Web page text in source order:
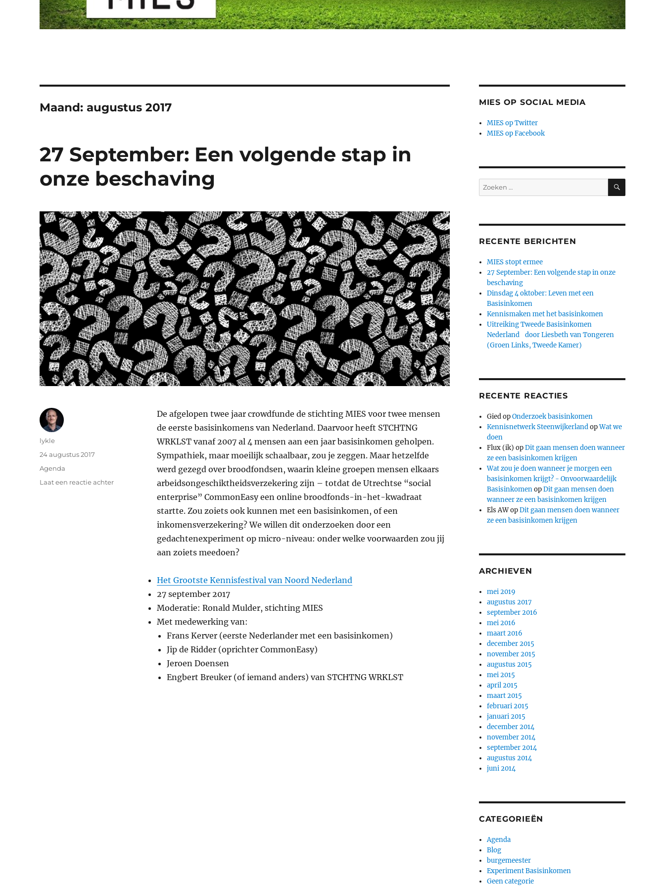
Maand:augustus 2017
27 September: Een volgende stap in
onze beschaving
De afgelopen twee jaar crowdfunde de stichting MIES voor twee mensen
de eerste basisinkomens van Nederland. Daarvoor heeft STCHTNG
WRKLST vanaf 2007 al 4 mensen aan een jaar basisinkomen geholpen.
Sympathiek, maar moeilijk schaalbaar, zou je zeggen. Maar hetzelfde
werd gezegd over broodfondsen, waarin kleine groepen mensen elkaars
arbeidsongeschiktheidsverzekering zijn – totdat de Utrechtse “social
enterprise” CommonEasy een online broodfonds-in-het-kwadraat
startte. Zou zoiets ook kunnen met een basisinkomen, of een
inkomensverzekering? We willen dit onderzoeken door een
gedachtenexperiment op micro-niveau: onder welke voorwaarden zou jij
aan zoiets meedoen?
Het Grootste Kennisfestival van Noord Nederland
27 september 2017
Moderatie: Ronald Mulder, stichting MIES
Met medewerking van:
Frans Kerver (eerste Nederlander met een basisinkomen)
Jip de Ridder (oprichter CommonEasy)
Jeroen Doensen
Engbert Breuker (of iemand anders) van STCHTNG WRKLST
Auteur
lykle
Geplaatst
24 augustus 2017
Categorieën
Agenda
Laat een reactie achterop
MIES OP SOCIAL MEDIA
MIES op Twitter
MIES op Facebook
Zoeken
naar:
ZOEKEN
RECENTE BERICHTEN
MIES stopt ermee
27 September: Een volgende stap in onze
beschaving
Dinsdag 4 oktober: Leven met een
Basisinkomen
Kennismaken met het basisinkomen
Uitreiking Tweede Basisinkomen
Nederland door Liesbeth van Tongeren
(Groen Links, Tweede Kamer)
RECENTE REACTIES
GiedopOnderzoek basisinkomen
Kennisnetwerk SteenwijkerlandopWat we
doen
Flux (ik) opDit gaan mensen doen wanneer
ze een basisinkomen krijgen
Wat zou je doen wanneer je morgen een
basisinkomen krijgt? - Onvoorwaardelijk
BasisinkomenopDit gaan mensen doen
wanneer ze een basisinkomen krijgen
Els AWopDit gaan mensen doen wanneer
ze een basisinkomen krijgen
ARCHIEVEN
mei 2019
augustus 2017
september 2016
mei 2016
maart 2016
december 2015
november 2015
augustus 2015
mei 2015
april 2015
maart 2015
februari 2015
januari 2015
december 2014
november 2014
september 2014
augustus 2014
juni 2014
CATEGORIEËN
Agenda
Blog
burgemeester
Experiment Basisinkomen
Geen categorie